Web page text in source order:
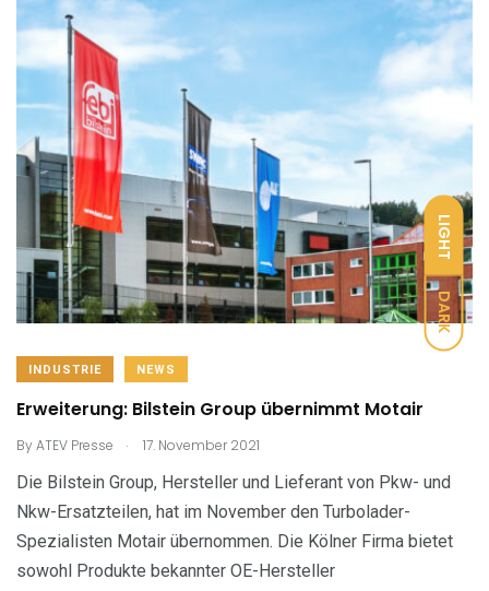
LIGHT
DARK
INDUSTRIE NEWS
Erweiterung: Bilstein Group übernimmt Motair
ByATEV Presse . 17. November 2021
Die Bilstein Group, Hersteller und Lieferant von Pkw- und
Nkw-Ersatzteilen, hat im November den Turbolader-
Spezialisten Motair übernommen. Die Kölner Firma bietet
sowohl Produkte bekannter OE-Hersteller